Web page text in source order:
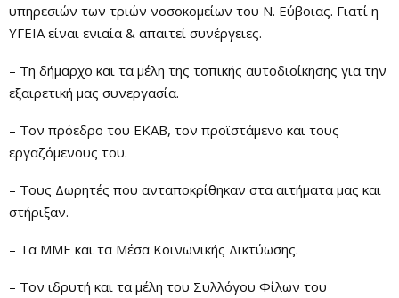
υπηρεσιών των τριών νοσοκομείων του Ν. Εύβοιας. Γιατί η
ΥΓΕΙΑ είναι ενιαία & απαιτεί συνέργειες.
– Τη δήμαρχο και τα μέλη της τοπικής αυτοδιοίκησης για την
εξαιρετική μας συνεργασία.
– Τον πρόεδρο του ΕΚΑΒ, τον προϊστάμενο και τους
εργαζόμενους του.
– Τους Δωρητές που ανταποκρίθηκαν στα αιτήματα μας και
στήριξαν.
– Τα ΜΜΕ και τα Μέσα Κοινωνικής Δικτύωσης.
– Τον ιδρυτή και τα μέλη του Συλλόγου Φίλων του